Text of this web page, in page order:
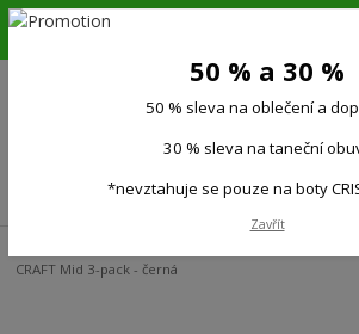
6.-16.8.26. DOVOLENÁ !!! 50 % SLEVA na
(Po-Pá 9:00-15.00)
CRAFT Mid 3-pack - černá
50 % a 30 %
50 % sleva na oblečení a
30 % sleva na taneční
*nevztahuje se pouze na boty
Zavřít